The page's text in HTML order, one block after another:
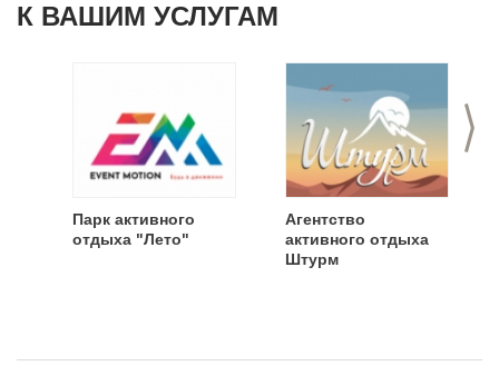
К ВАШИМ УСЛУГАМ
>
Парк активного
отдыха "Лето"
Агентство
активного отдыха
Штурм